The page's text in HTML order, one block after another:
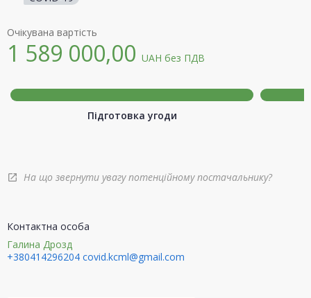
Очікувана вартість
1 589 000,00 UAH без ПДВ
Підготовка угоди
open_in_new На що звернути увагу потенційному постачальнику?
Контактна особа
Галина Дрозд
+380414296204 covid.kcml@gmail.com